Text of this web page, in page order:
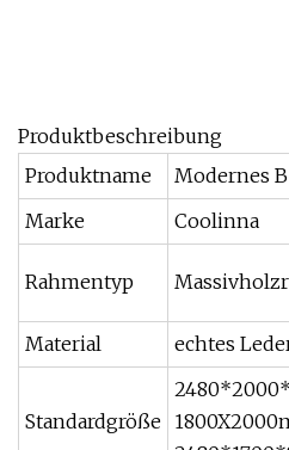
Produktbeschreibung
Produktname
Modernes
Marke
Coolinna
Rahmentyp
Material
echtes
Standardgröße